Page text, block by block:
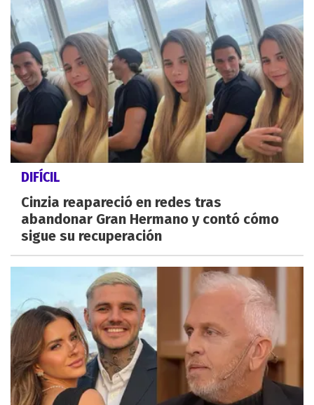
DIFÍCIL
Cinzia reapareció en redes tras
abandonar Gran Hermano y contó cómo
sigue su recuperación